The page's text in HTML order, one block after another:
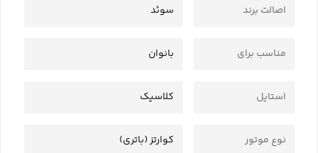
اصالت برند سوئد
مناسب برای بانوان
استایل کلاسیک
نوع موتور کوارتز (باتری)